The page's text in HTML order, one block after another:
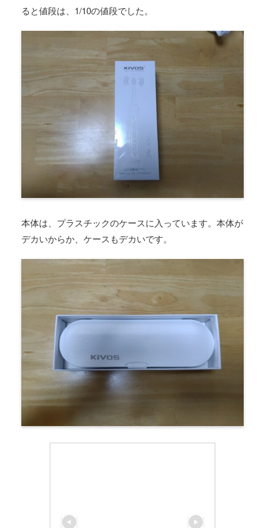
ると値段は、1/10の値段でした。
本体は、プラスチックのケースに入っています。本体が
デカいからか、ケースもデカいです。